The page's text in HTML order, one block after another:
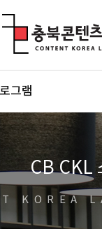
그램
CB CKL
KOREA